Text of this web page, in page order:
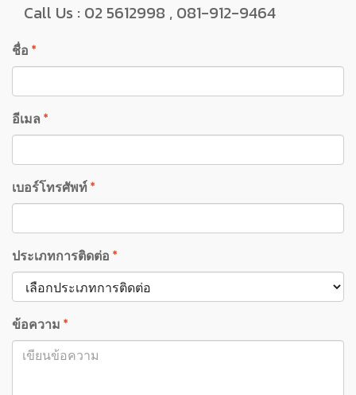
Call Us : 02 5612998 , 081-912-9464
ชื่อ *
อีเมล *
เบอร์โทรศัพท์ *
ประเภทการติดต่อ *
ข้อความ *